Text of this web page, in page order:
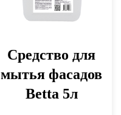
Средство для
мытья фасадов
Betta 5л